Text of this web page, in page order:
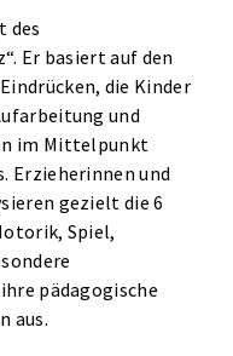
des
Er basiert auf den
die Kinder
und
im Mittelpunkt
Erzieherinnen und
gezielt die 6
Spiel,
pädagogische
aus.